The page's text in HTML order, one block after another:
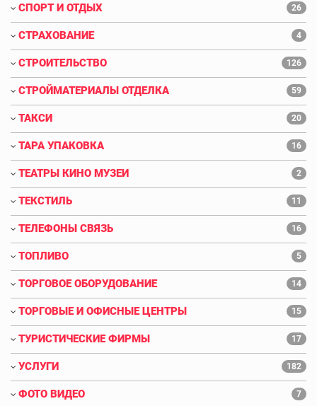
СПОРТ И ОТДЫХ 26
СТРАХОВАНИЕ 4
СТРОИТЕЛЬСТВО 126
СТРОЙМАТЕРИАЛЫ ОТДЕЛКА 59
ТАКСИ 20
ТАРА УПАКОВКА 16
ТЕАТРЫ КИНО МУЗЕИ 2
ТЕКСТИЛЬ 11
ТЕЛЕФОНЫ СВЯЗЬ 16
ТОПЛИВО 5
ТОРГОВОЕ ОБОРУДОВАНИЕ 14
ТОРГОВЫЕ И ОФИСНЫЕ ЦЕНТРЫ 15
ТУРИСТИЧЕСКИЕ ФИРМЫ 17
УСЛУГИ 182
ФОТО ВИДЕО 7